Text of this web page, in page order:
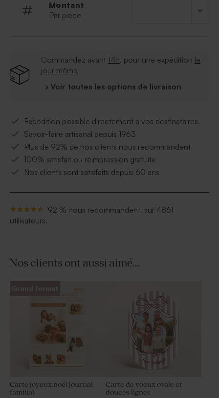
Montant
Par pièce
Commandez avant 14h, pour une expédition le
jour même
› Voir toutes les options de livraison
Expédition possible directement à vos destinataires.
Savoir-faire artisanal depuis 1963
Plus de 92% de nos clients nous recommandent
100% satisfait ou réimpression gratuite
Nos clients sont satisfaits depuis 60 ans
92 % nous recommandent, sur 4861
utilisateurs.
Nos clients ont aussi aimé...
Grand format
Carte joyeux noël journal
familial
Carte de voeux ovale et
douces lignes